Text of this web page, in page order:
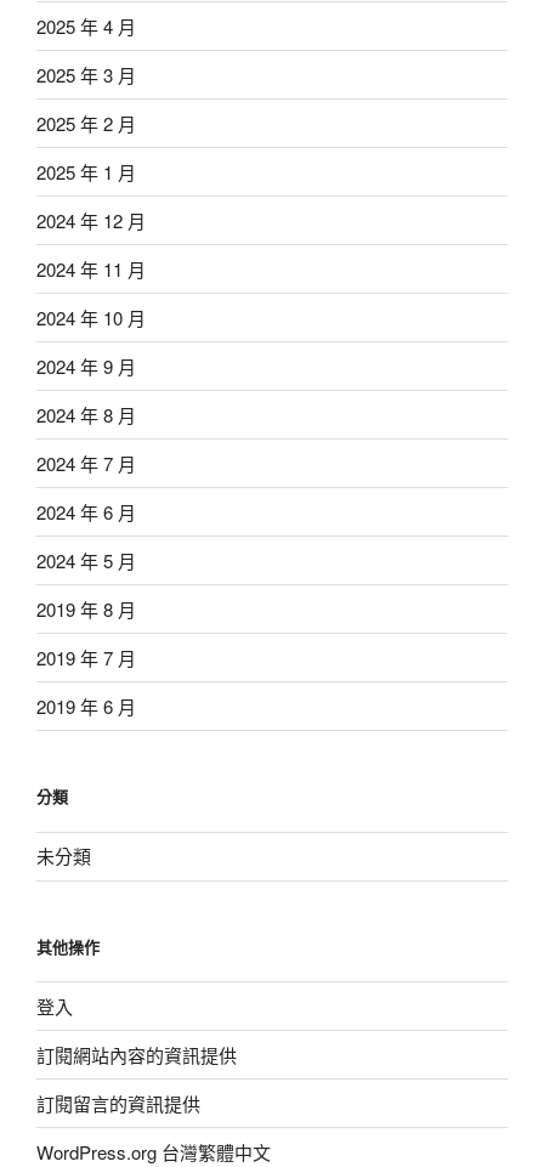
2025 年 4 月
2025 年 3 月
2025 年 2 月
2025 年 1 月
2024 年 12 月
2024 年 11 月
2024 年 10 月
2024 年 9 月
2024 年 8 月
2024 年 7 月
2024 年 6 月
2024 年 5 月
2019 年 8 月
2019 年 7 月
2019 年 6 月
分類
未分類
其他操作
登入
訂閱網站內容的資訊提供
訂閱留言的資訊提供
WordPress.org 台灣繁體中文